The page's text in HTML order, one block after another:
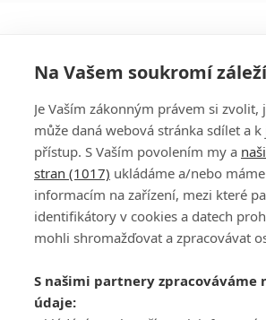
DISKUZE
Šéfredaktorkou webu jePetr Slavík, e-mail
Máte-li zájem o inzerci na našem webu
Na Vašem soukromí záleží
Je Vaším zákonným právem si zvolit,
může daná webová stránka sdílet a
přístup. S Vaším povolením my a
stran (1017) ukládáme a/nebo
informacím na zařízení, mezi které
identifikátory v cookies a datech
mohli shromažďovat a zpracovávat
S našimi partnery zpracováváme
údaje: